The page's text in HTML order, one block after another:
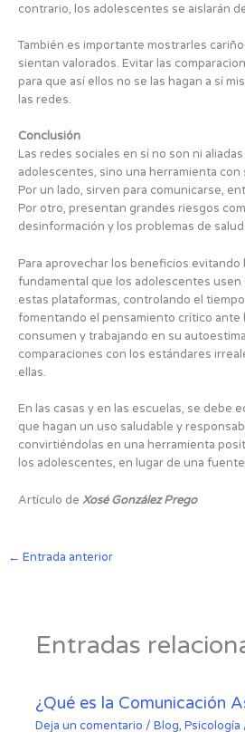
contrario, los adolescentes se aislarán
También es importante mostrarles
sientan valorados. Evitar las
para que así ellos no se las hagan a sí
las redes.
Conclusión
Las redes sociales en sí no son ni
adolescentes, sino una herramienta con
Por un lado, sirven para comunicarse,
Por otro, presentan grandes riesgos
desinformación y los problemas de
Para aprovechar los beneficios evitando
fundamental que los adolescentes usen
estas plataformas, controlando el
fomentando el pensamiento crítico ante
consumen y trabajando en su
comparaciones con los estándares
ellas.
En las casas y en las escuelas, se debe
que hagan un uso saludable y
convirtiéndolas en una herramienta
los adolescentes, en lugar de una
Artículo de Xosé González Prego
← Entrada anterior
Entradas
¿Qué es la Comunicación
Deja un comentario / Blog, Psicología